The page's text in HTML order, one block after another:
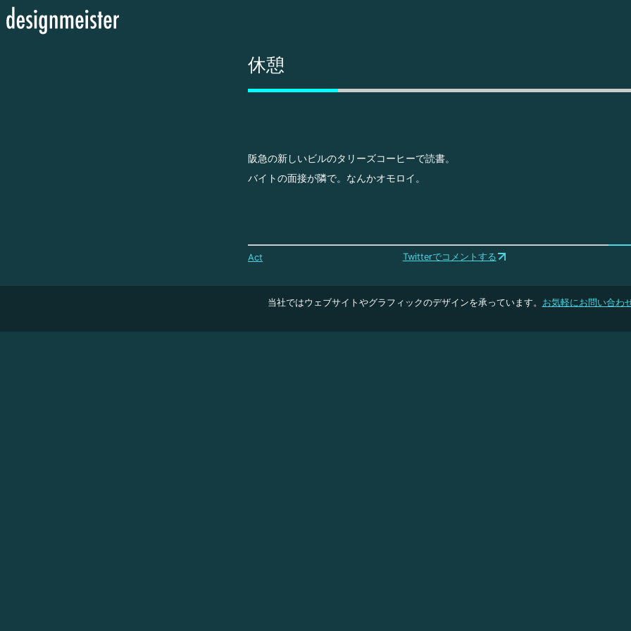
休憩
阪急の新しいビルのタリーズコーヒーで読書。
バイトの面接が隣で。なんかオモロイ。
Act Twitterでコメントする
当社ではウェブサイトやグラフィックのデザインを承っています。 お気軽にお問い合わ